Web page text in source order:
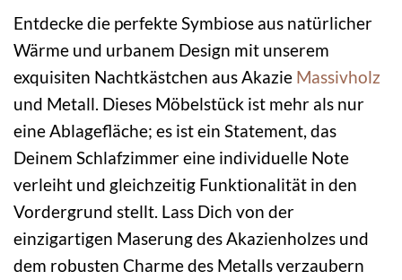
Entdecke die perfekte Symbiose aus natürlicher
Wärme und urbanem Design mit unserem
exquisiten Nachtkästchen aus Akazie Massivholz
und Metall. Dieses Möbelstück ist mehr als nur
eine Ablagefläche; es ist ein Statement, das
Deinem Schlafzimmer eine individuelle Note
verleiht und gleichzeitig Funktionalität in den
Vordergrund stellt. Lass Dich von der
einzigartigen Maserung des Akazienholzes und
dem robusten Charme des Metalls verzaubern